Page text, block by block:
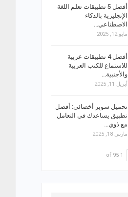
أفضل 5 تطبيقات تعلم اللغة
الإنجليزية بالذكاء
الاصطناعي…
مايو 12, 2025
أفضل 4 تطبيقات عربية
للاستماع للكتب العربية
والأجنبية…
أبريل 11, 2025
تحميل سوبر أخصائي: أفضل
تطبيق يساعدك في التعامل
مع ذوي…
مارس 18, 2025
1 of 95